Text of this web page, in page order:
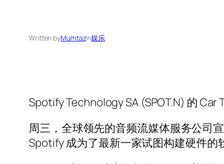
Written byMumtazin娱乐
Spotify Technology SA (SPOT.N) 的 Car
周三，全球领先的音频流媒体服务公司
Spotify 成为了最新一家试图构建硬件的